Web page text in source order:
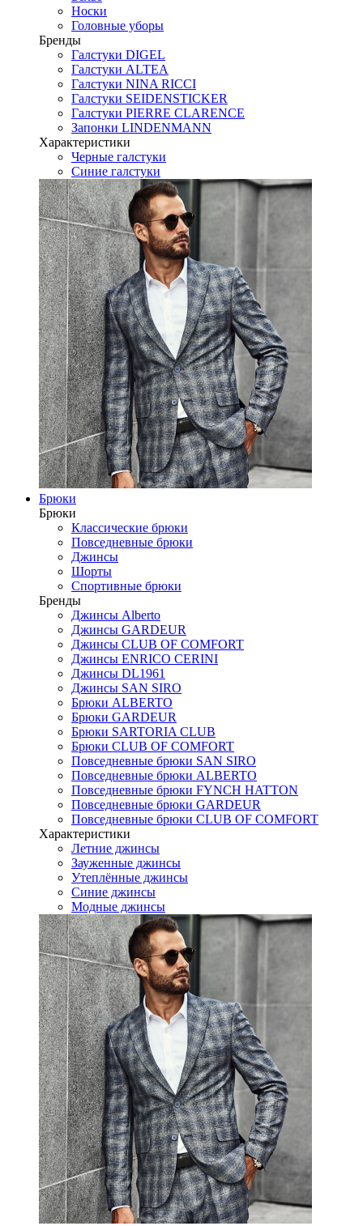
Носки
Головные уборы
Бренды
Галстуки DIGEL
Галстуки ALTEA
Галстуки NINA RICCI
Галстуки SEIDENSTICKER
Галстуки PIERRE CLARENCE
Запонки LINDENMANN
Характеристики
Черные галстуки
Синие галстуки
Брюки
Брюки
Классические брюки
Повседневные брюки
Джинсы
Шорты
Спортивные брюки
Бренды
Джинсы Alberto
Джинсы GARDEUR
Джинсы CLUB OF COMFORT
Джинсы ENRICO CERINI
Джинсы DL1961
Джинсы SAN SIRO
Брюки ALBERTO
Брюки GARDEUR
Брюки SARTORIA CLUB
Брюки CLUB OF COMFORT
Повседневные брюки SAN SIRO
Повседневные брюки ALBERTO
Повседневные брюки FYNCH HATTON
Повседневные брюки GARDEUR
Повседневные брюки CLUB OF COMFORT
Характеристики
Летние джинсы
Зауженные джинсы
Утеплённые джинсы
Синие джинсы
Модные джинсы